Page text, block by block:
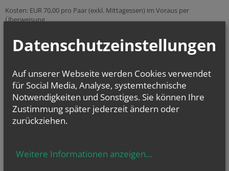
Kosten: EUR 70,00 pro Paar (exkl. Mittagessen) im Voraus per
Überweisung
Link zum Anmeldeformular
10. 10. 2026|9 - 17 h |2120 Wolkersdorf
2120 Wolkersdorf * Mittelstraße 40 * Pfarrzentrum Wolkersdorf
eheLEBEN - Eheseminar für Brautpaare
Referenten: Ingrid und Walter Mayr
Kosten: EUR 70,00 pro Paar (exkl. Mittagessen) im Voraus per
Link zum Anmeldeformular
Datenschutzeinstellungen
Auf unserer Webseite werden Cookies verwendet
für Social Media, Analyse, systemtechnische
Notwendigkeiten und Sonstiges. Sie können Ihre
Zustimmung später jederzeit ändern oder
zurückziehen.
Weitere Informationen anzeigen...